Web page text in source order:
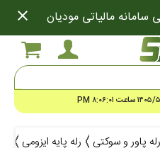
مالیاتی مودیان close
رله پاور و سوکتی رله پایه ایزومی